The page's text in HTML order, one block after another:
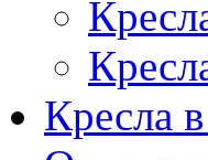
Кресла